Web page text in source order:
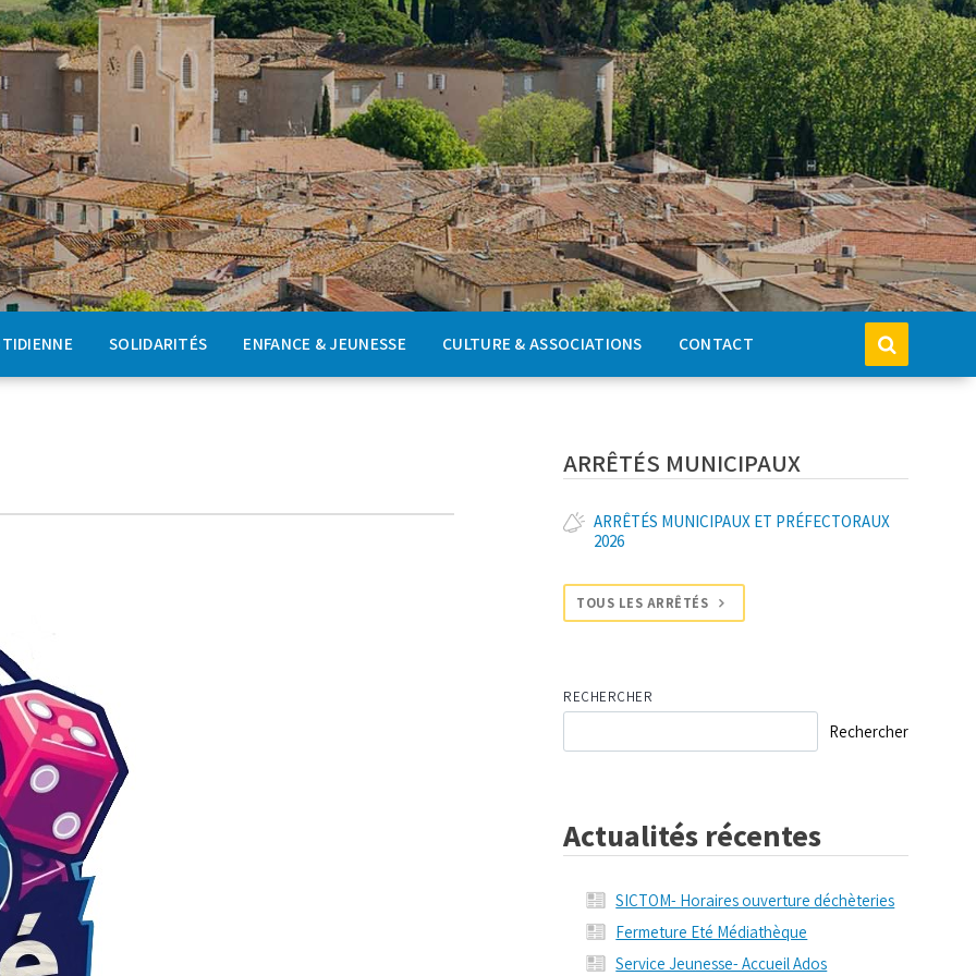
SOLIDARITÉS ENFANCE & JEUNESSE CULTURE & ASSOCIATIONS CONTACT
ARRÊTÉS MUNICIPAUX
ARRÊTÉS MUNICIPAUX ET PRÉFECTORAUX
2026
TOUS LES ARRÊTÉS
RECHERCHER
Rechercher
Actualités récentes
SICTOM- Horaires ouverture déchèteries
Fermeture Eté Médiathèque
Service Jeunesse- Accueil Ados